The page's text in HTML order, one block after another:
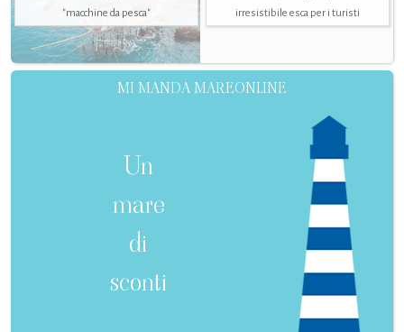
"macchine da pesca"
irresistibile esca per i turisti
MI MANDA MAREONLINE
Un
mare
di
sconti